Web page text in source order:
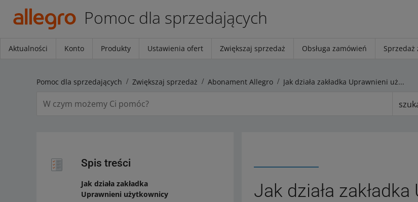
Pomoc dla sprzedających
Aktualności Konto Produkty Ustawienia ofert Zwiększaj sprzedaż Obsługa zamówień Sprzedaż
Pomoc dla sprzedających Zwiększaj sprzedaż Abonament Allegro Jak działa zakładka Uprawnieni użytkownicy
Spis treści
Jak działa zakładka
Uprawnieni użytkownicy
Jak działa